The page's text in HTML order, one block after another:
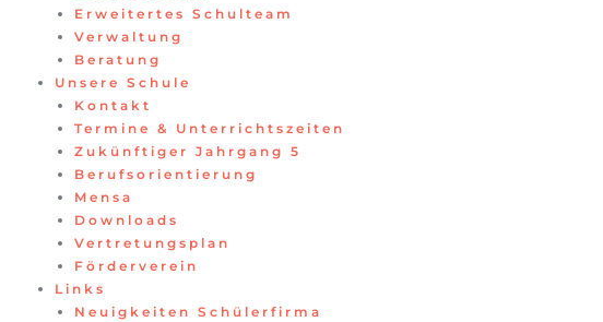
Erweitertes Schulteam
Verwaltung
Beratung
Unsere Schule
Kontakt
Termine & Unterrichtszeiten
Zukünftiger Jahrgang 5
Berufsorientierung
Mensa
Downloads
Vertretungsplan
Förderverein
Links
Neuigkeiten Schülerfirma